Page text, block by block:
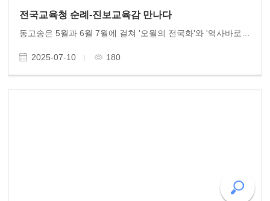
전국교육청 순례-진보교육감 만나다
동고송은 5월과 6월 7월에 걸쳐 '오월의 전국화'와 '역사바로세우기' 각 지역 교육청 후원으로 토론회를 개최하고 이어서 계속 추진하고 있다. 5월 서울시 교육청 정근식 교육감을 시작으로 부산교육청 김석준 교육감 울산교육청 천창수 교육감 세종교육청 최교진 교육..
2025-07-10 180